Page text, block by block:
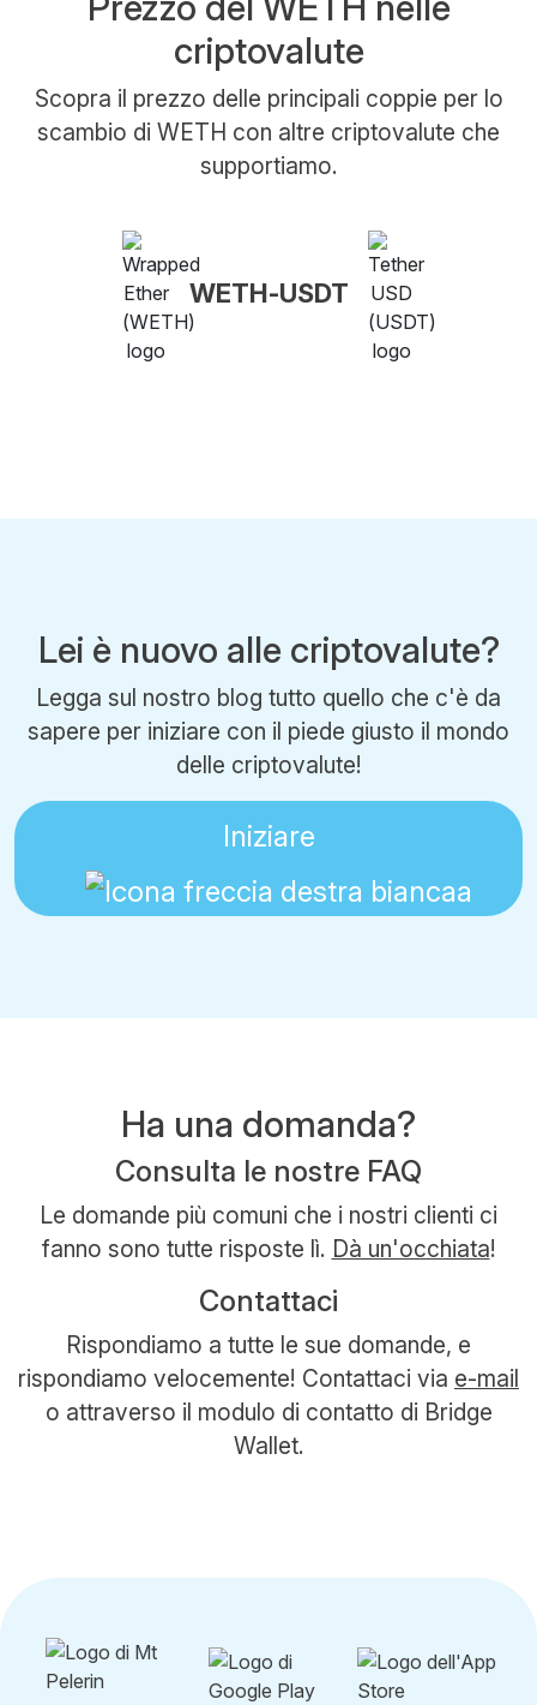
criptovalute
Scopra il prezzo delle principali coppie per lo
scambio di WETH con altre criptovalute che
supportiamo.
WETH-USDT
Lei è nuovo alle criptovalute?
Legga sul nostro blog tutto quello che c'è da
sapere per iniziare con il piede giusto il mondo
delle criptovalute!
Iniziare
Ha una domanda?
Consulta le nostre FAQ
Le domande più comuni che i nostri clienti ci
fanno sono tutte risposte lì. Dà un'occhiata!
Contattaci
Rispondiamo a tutte le sue domande, e
rispondiamo velocemente! Contattaci via e-mail
o attraverso il modulo di contatto di Bridge
Wallet.